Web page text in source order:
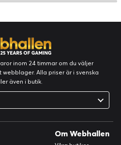
inom 24 timmar om du väljer
Alla priser är i svenska
även i butik.
Om Webhallen